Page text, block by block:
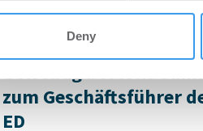
Deny
Account, um auf die neusten ...
Gewobag bestellt
zum Geschäftsführer
ED